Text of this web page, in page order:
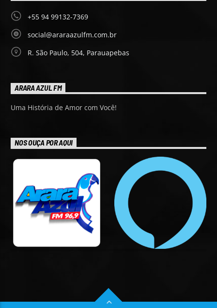
+55 94 99132-7369
social@araraazulfm.com.br
R. São Paulo, 504, Parauapebas
ARARA AZUL FM
Uma História de Amor com Você!
NOS OUÇA POR AQUI